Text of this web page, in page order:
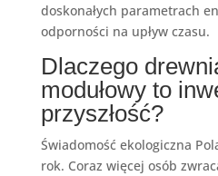
doskonałych parametrach
odporności na upływ czasu.
Dlaczego
modułowy to
przyszłość?
Świadomość ekologiczna
rok. Coraz więcej osób